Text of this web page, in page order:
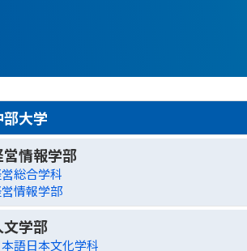
部大学
営情報学部
総合学科
情報学部
文学部
本語日本文化学科